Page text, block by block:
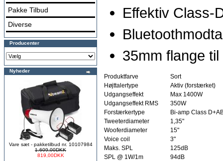
Pakke Tilbud
Diverse
Producenter
Nyheder
Vare sæt - pakketilbud nr. 10107984
1.609,00DKK
819,00DKK
Effektiv Class-
35mm flange
Produktfarve
Sort
Højttalertype
Aktiv (forstærket)
Udgangseffekt
Max 1400W
Udgangseffekt RMS
350W
Forstærkertype
Bi-amp Class
Tweeterdiameter
1,35"
Wooferdiameter
15"
Voice coil
3"
Maks. SPL
125dB
SPL @ 1W/1m
94dB